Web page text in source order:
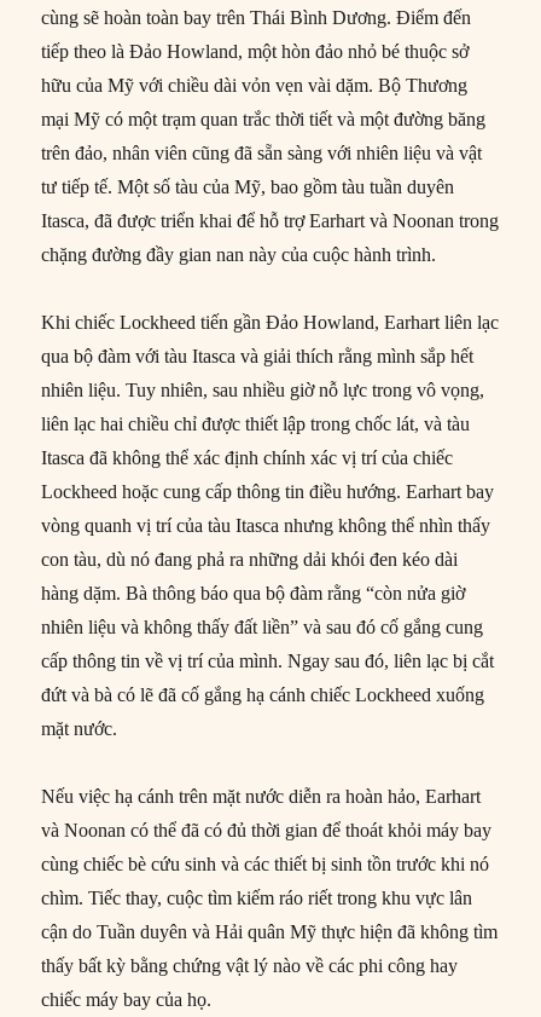
cùng sẽ hoàn toàn bay trên Thái Bình Dương. Điểm đến
tiếp theo là Đảo Howland, một hòn đảo nhỏ bé thuộc sở
hữu của Mỹ với chiều dài vỏn vẹn vài dặm. Bộ Thương
mại Mỹ có một trạm quan trắc thời tiết và một đường băng
trên đảo, nhân viên cũng đã sẵn sàng với nhiên liệu và vật
tư tiếp tế. Một số tàu của Mỹ, bao gồm tàu tuần duyên
Itasca, đã được triển khai để hỗ trợ Earhart và Noonan trong
chặng đường đầy gian nan này của cuộc hành trình.
Khi chiếc Lockheed tiến gần Đảo Howland, Earhart liên lạc
qua bộ đàm với tàu Itasca và giải thích rằng mình sắp hết
nhiên liệu. Tuy nhiên, sau nhiều giờ nỗ lực trong vô vọng,
liên lạc hai chiều chỉ được thiết lập trong chốc lát, và tàu
Itasca đã không thể xác định chính xác vị trí của chiếc
Lockheed hoặc cung cấp thông tin điều hướng. Earhart bay
vòng quanh vị trí của tàu Itasca nhưng không thể nhìn thấy
con tàu, dù nó đang phả ra những dải khói đen kéo dài
hàng dặm. Bà thông báo qua bộ đàm rằng “còn nửa giờ
nhiên liệu và không thấy đất liền” và sau đó cố gắng cung
cấp thông tin về vị trí của mình. Ngay sau đó, liên lạc bị cắt
đứt và bà có lẽ đã cố gắng hạ cánh chiếc Lockheed xuống
mặt nước.
Nếu việc hạ cánh trên mặt nước diễn ra hoàn hảo, Earhart
và Noonan có thể đã có đủ thời gian để thoát khỏi máy bay
cùng chiếc bè cứu sinh và các thiết bị sinh tồn trước khi nó
chìm. Tiếc thay, cuộc tìm kiếm ráo riết trong khu vực lân
cận do Tuần duyên và Hải quân Mỹ thực hiện đã không tìm
thấy bất kỳ bằng chứng vật lý nào về các phi công hay
chiếc máy bay của họ.